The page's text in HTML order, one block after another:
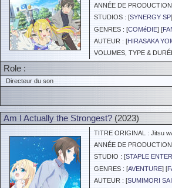
ANNÉE DE
STUDIOS : [SYNERGY SP
GENRES : [COMéDIE] [
AUTEUR : [HIRASAKA
VOLUMES, TYPE &
Role :
Directeur du son
Am I Actually the Strongest? (2023)
TITRE ORIGINAL : Jitsu
ANNÉE DE
STUDIO : [STAPLE
GENRES : [AVENTURE] [
AUTEUR : [SUMIMORI SAI